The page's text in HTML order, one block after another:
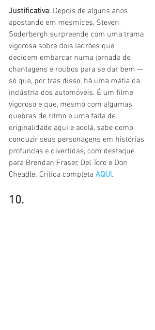
Justificativa: Depois de alguns anos
apostando em mesmices, Steven
Soderbergh surpreende com uma trama
vigorosa sobre dois ladrões que
decidem embarcar numa jornada de
chantagens e roubos para se dar bem --
só que, por trás disso, há uma máfia da
indústria dos automóveis. É um filme
vigoroso e que, mesmo com algumas
quebras de ritmo e uma falta de
originalidade aqui e acolá, sabe como
conduzir seus personagens em histórias
profundas e divertidas, com destaque
para Brendan Fraser, Del Toro e Don
Cheadle. Crítica completa AQUI.
10.